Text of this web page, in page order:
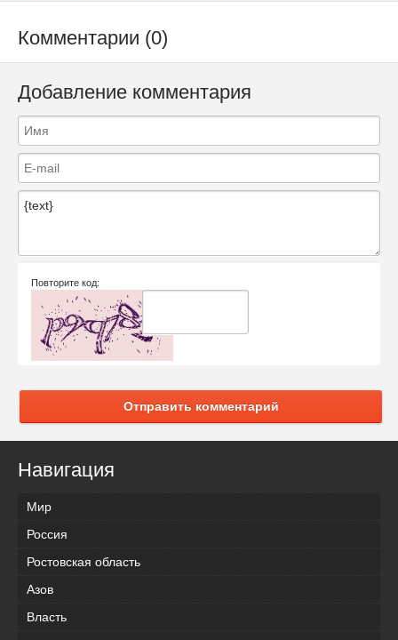
Комментарии (0)
Добавление комментария
Повторите код:
Отправить комментарий
Навигация
Мир
Россия
Ростовская область
Азов
Власть